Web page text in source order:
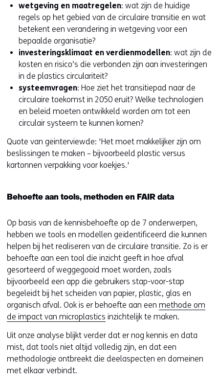
wetgeving en maatregelen: wat zijn de huidige
regels op het gebied van de circulaire transitie en wat
betekent een verandering in wetgeving voor een
bepaalde organisatie?
investeringsklimaat en verdienmodellen: wat zijn de
kosten en risico’s die verbonden zijn aan investeringen
in de plastics circulariteit?
systeemvragen: Hoe ziet het transitiepad naar de
circulaire toekomst in 2050 eruit? Welke technologien
en beleid moeten ontwikkeld worden om tot een
circulair systeem te kunnen komen?
Quote van geinterviewde: 'Het moet makkelijker zijn om
beslissingen te maken – bijvoorbeeld plastic versus
kartonnen verpakking voor koekjes.'
Behoefte aan tools, methoden en FAIR data
Op basis van de kennisbehoefte op de 7 onderwerpen,
hebben we tools en modellen geïdentificeerd die kunnen
helpen bij het realiseren van de circulaire transitie. Zo is er
behoefte aan een tool die inzicht geeft in hoe afval
gesorteerd of weggegooid moet worden, zoals
bijvoorbeeld een app die gebruikers stap-voor-stap
begeleidt bij het scheiden van papier, plastic, glas en
organisch afval. Ook is er behoefte aan een methode om
de impact van microplastics inzichtelijk te maken.
Uit onze analyse blijkt verder dat er nog kennis en data
mist, dat tools niet altijd volledig zijn, en dat een
methodologie ontbreekt die deelaspecten en domeinen
met elkaar verbindt.